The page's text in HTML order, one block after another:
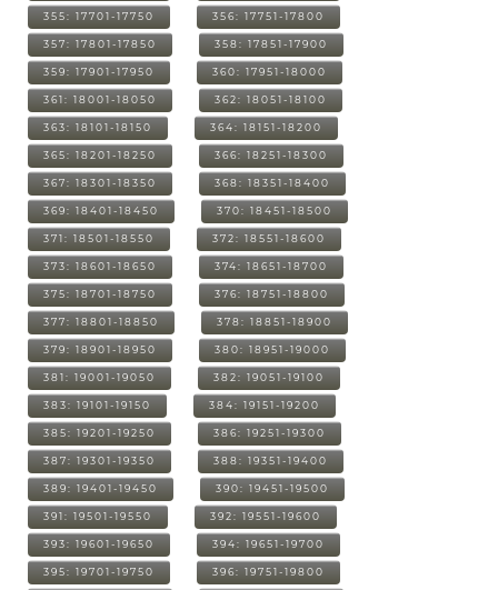
355: 17701-17750 356: 17751-17800
357: 17801-17850 358: 17851-17900
359: 17901-17950 360: 17951-18000
361: 18001-18050 362: 18051-18100
363: 18101-18150 364: 18151-18200
365: 18201-18250 366: 18251-18300
367: 18301-18350 368: 18351-18400
369: 18401-18450 370: 18451-18500
371: 18501-18550 372: 18551-18600
373: 18601-18650 374: 18651-18700
375: 18701-18750 376: 18751-18800
377: 18801-18850 378: 18851-18900
379: 18901-18950 380: 18951-19000
381: 19001-19050 382: 19051-19100
383: 19101-19150 384: 19151-19200
385: 19201-19250 386: 19251-19300
387: 19301-19350 388: 19351-19400
389: 19401-19450 390: 19451-19500
391: 19501-19550 392: 19551-19600
393: 19601-19650 394: 19651-19700
395: 19701-19750 396: 19751-19800